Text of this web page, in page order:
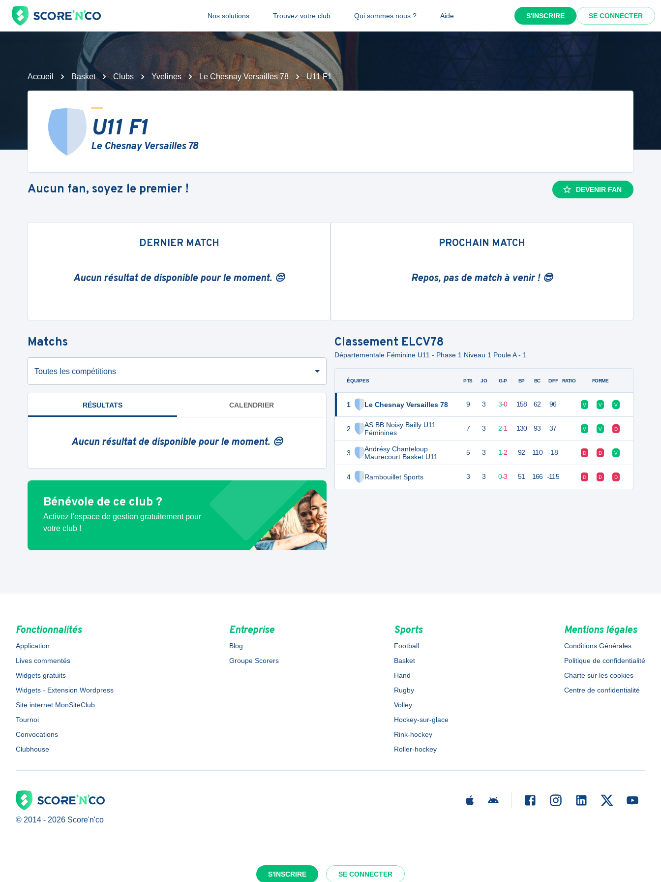
Nos solutions Trouvez votre club Qui sommes nous ? Aide S'INSCRIRE SE CONNECTER
S'INSCRIRE SE CONNECTER
Accueil Basket Clubs Yvelines Le Chesnay Versailles 78 U11 F1
U11 F1
Le Chesnay Versailles 78
Aucun fan, soyez le premier ! DEVENIR FAN
DERNIER MATCH
Aucun résultat de disponible pour le moment. 😔
PROCHAIN MATCH
Repos, pas de match à venir ! 😎
Matchs
Toutes les compétitions
RÉSULTATS CALENDRIER
Aucun résultat de disponible pour le moment. 😔
Bénévole de ce club ?
Activez l'espace de gestion gratuitement pour
votre club !
Classement ELCV78
Départementale Féminine U11 - Phase 1 Niveau 1 Poule A - 1
ÉQUIPES
1 Le Chesnay Versailles 78
2
AS BB Noisy Bailly U11
Féminines
3
Andrésy Chanteloup
Maurecourt Basket U11
Féminines
4
Rambouillet Sports
PTS JO G-P BP BC DIFF RATIO FORME
9 3 3-0 158 62 96 V V V
7 3 2-1 130 93 37 V V D
5 3 1-2 92 110 -18 D D V
3 3 0-3 51 166 -115 D D D
Fonctionnalités
Application
Lives commentés
Widgets gratuits
Widgets - Extension Wordpress
Site internet MonSiteClub
Tournoi
Convocations
Clubhouse
Entreprise
Blog
Groupe Scorers
Sports
Football
Basket
Hand
Rugby
Volley
Hockey-sur-glace
Rink-hockey
Roller-hockey
Mentions légales
Conditions Générales
Politique de confidentialité
Charte sur les cookies
Centre de confidentialité
© 2014 - 2026 Score'n'co